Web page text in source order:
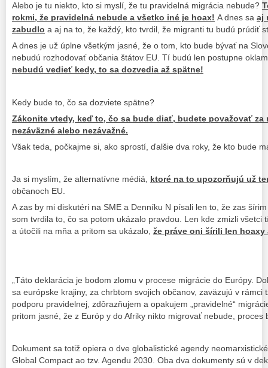
Alebo je tu niekto, kto si myslí, že tu pravidelná migrácia nebude?
rokmi, že pravidelná nebude a všetko iné je hoax! A dnes sa aj
zabudlo a aj na to, že každý, kto tvrdil, že migranti tu budú prúdiť
A dnes je už úplne všetkým jasné, že o tom, kto bude bývať na
nebudú rozhodovať občania štátov EU. Tí budú len postupne
nebudú vedieť kedy, to sa dozvedia až spätne!
Kedy bude to, čo sa dozviete spätne?
Zákonite vtedy, keď to, čo sa bude diať, budete považovať za
nezáväzné alebo nezávažné.
Však teda, počkajme si, ako sprostí, ďalšie dva roky, že kto bude
Ja si myslím, že alternatívne médiá, ktoré na to upozorňujú už
občanoch EU.
A zas by mi diskutéri na SME a Denníku N písali len to, že zas
som tvrdila to, čo sa potom ukázalo pravdou. Len kde zmizli všetci
a útočili na mňa a pritom sa ukázalo, že práve oni šírili len hoaxy
„Táto deklarácia je bodom zlomu v procese migrácie do Európy.
sa európske krajiny, za chrbtom svojich občanov, zaväzujú v rámci
podporu pravidelnej, zdôrazňujem a opakujem „pravidelné“
pritom jasné, že z Európ y do Afriky nikto migrovať nebude, proces
Dokument sa totiž opiera o dve globalistické agendy
Global Compact ao tzv. Agendu 2030. Oba dva dokumenty sú v